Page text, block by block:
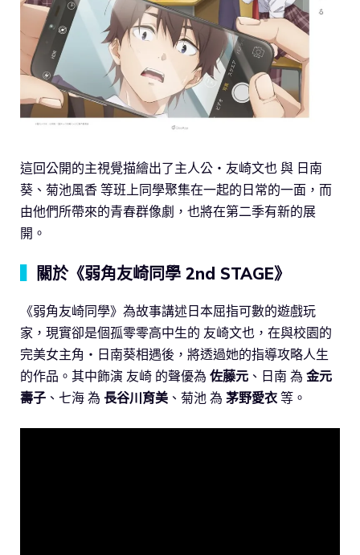
這回公開的主視覺描繪出了主人公・友崎文也 與 日南
葵、菊池風香 等班上同學聚集在一起的日常的一面，而
由他們所帶來的青春群像劇，也將在第二季有新的展
開。
關於《弱角友崎同學 2nd STAGE》
《弱角友崎同學》為故事講述日本屈指可數的遊戲玩
家，現實卻是個孤零零高中生的 友崎文也，在與校園的
完美女主角・日南葵相遇後，將透過她的指導攻略人生
的作品。其中飾演 友崎 的聲優為 佐藤元 、日南 為 金元
壽子 、七海 為 長谷川育美 、菊池 為 茅野愛衣 等。